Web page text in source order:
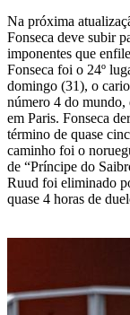
Na próxima
Fonseca deve subir
imponentes que
Fonseca foi o 24º
domingo (31), o
número 4 do mundo,
em Paris. Fonseca
término de quase
caminho foi o
de “Príncipe do
Ruud foi eliminado
quase 4 horas de